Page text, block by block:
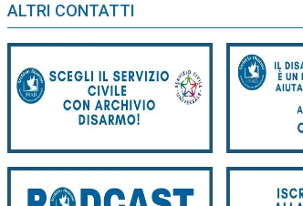
ALTRI CONTATTI